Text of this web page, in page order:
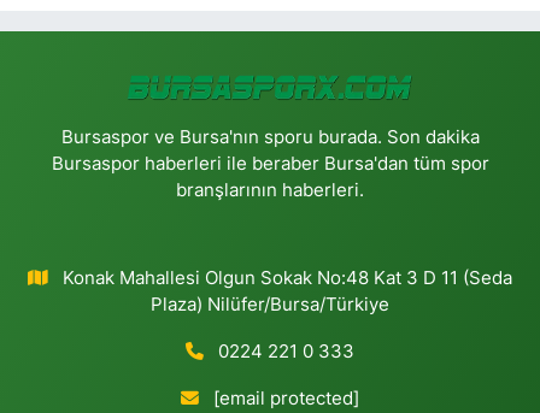
Bursaspor ve Bursa'nın sporu burada. Son dakika
Bursaspor haberleri ile beraber Bursa'dan tüm spor
branşlarının haberleri.
Konak Mahallesi Olgun Sokak No:48 Kat 3 D 11 (Seda
Plaza) Nilüfer/Bursa/Türkiye
0224 221 0 333
[email protected]